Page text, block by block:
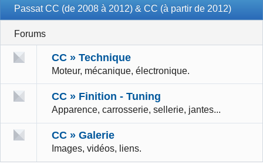
Passat CC (de 2008 à 2012) & CC (à partir de 2012)
Forums
CC » Technique
Moteur, mécanique, électronique.
CC » Finition - Tuning
Apparence, carrosserie, sellerie, jantes...
CC » Galerie
Images, vidéos, liens.